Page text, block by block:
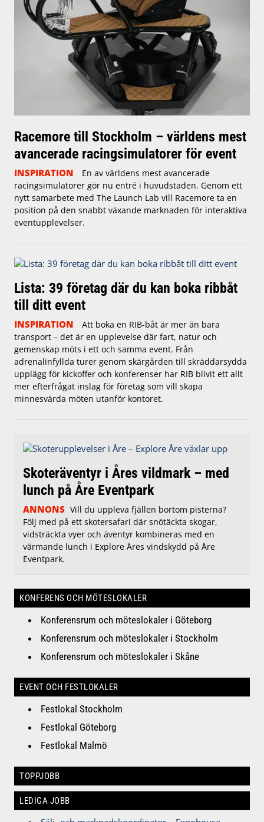
Racemore till Stockholm – världens mest
avancerade racingsimulatorer för event
INSPIRATION
En av världens mest avancerade
racingsimulatorer gör nu entré i huvudstaden. Genom ett
nytt samarbete med The Launch Lab vill Racemore ta en
position på den snabbt växande marknaden för interaktiva
eventupplevelser.
Lista: 39 företag där du kan boka ribbåt
till ditt event
INSPIRATION
Att boka en RIB-båt är mer än bara
transport – det är en upplevelse där fart, natur och
gemenskap möts i ett och samma event. Från
adrenalinfyllda turer genom skärgården till skräddarsydda
upplägg för kickoffer och konferenser har RIB blivit ett allt
mer efterfrågat inslag för företag som vill skapa
minnesvärda möten utanför kontoret.
Skoteräventyr i Åres vildmark – med
lunch på Åre Eventpark
ANNONS Vill du uppleva fjällen bortom pisterna?
Följ med på ett skotersafari där snötäckta skogar,
vidsträckta vyer och äventyr kombineras med en
värmande lunch i Explore Åres vindskydd på Åre
Eventpark.
KONFERENS OCH MÖTESLOKALER
Konferensrum och möteslokaler i Göteborg
Konferensrum och möteslokaler i Stockholm
Konferensrum och möteslokaler i Skåne
EVENT OCH FESTLOKALER
Festlokal Stockholm
Festlokal Göteborg
Festlokal Malmö
TOPPJOBB
LEDIGA JOBB